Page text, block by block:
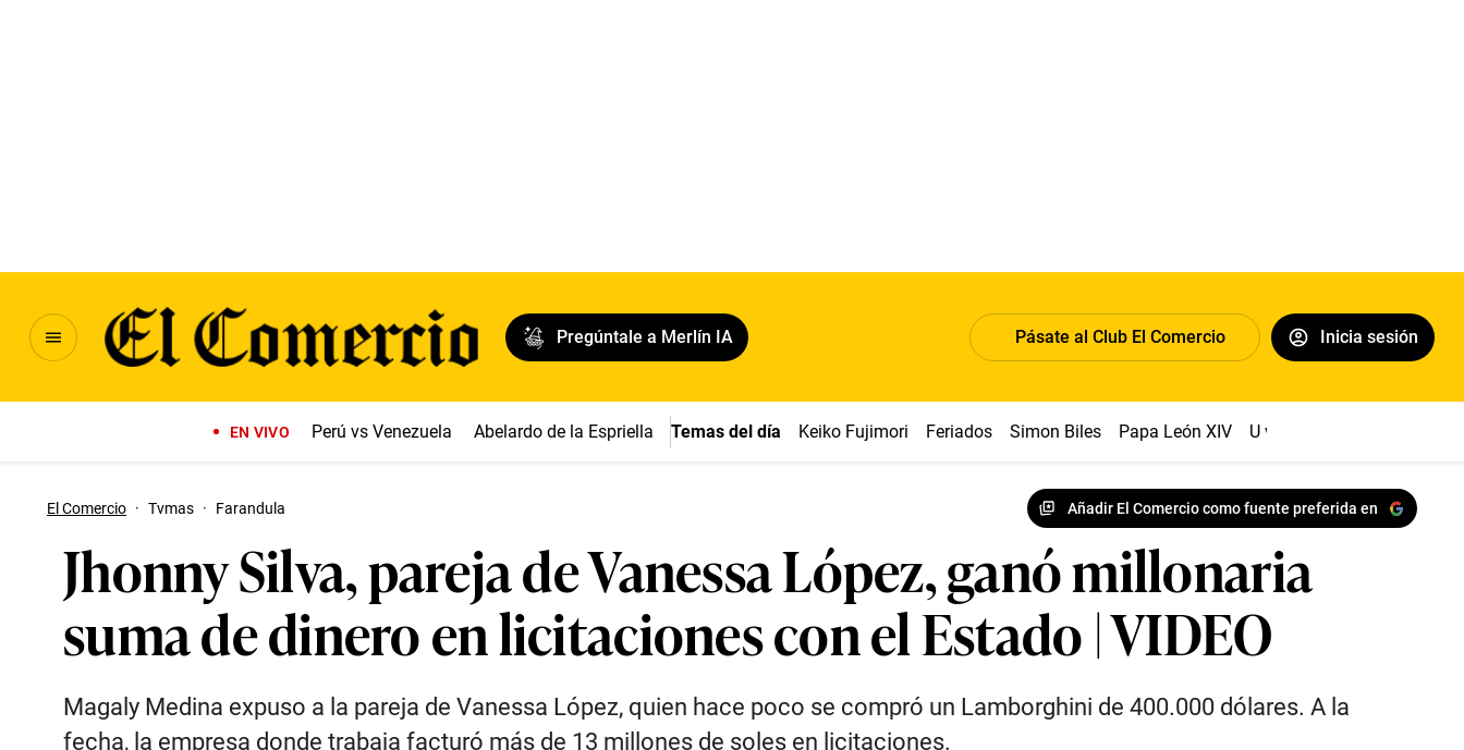
Pregúntale a Merlín IA Pásate al Club El Comercio Inicia sesión
EN VIVO Perú vs Venezuela Abelardo de la Espriella Temas del día Keiko Fujimori Feriados Simon Biles Papa León XIV U vs Cristal
El Comercio · Tvmas · Farandula Añadir El Comercio como fuente preferida en
Jhonny Silva, pareja de Vanessa López, ganó millonaria
suma de dinero en licitaciones con el Estado | VIDEO
Magaly Medina expuso a la pareja de Vanessa López, quien hace poco se compró un Lamborghini de 400.000 dólares. A la
fecha, la empresa donde trabaja facturó más de 13 millones de soles en licitaciones.